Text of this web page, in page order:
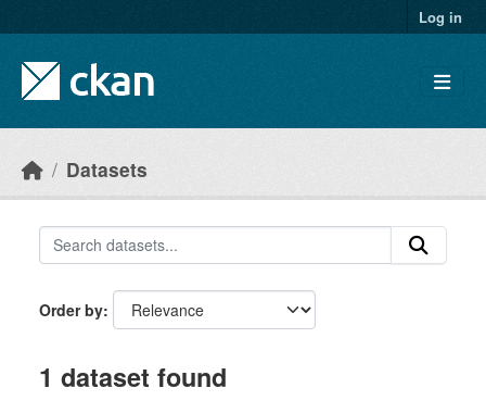
Log in
Datasets
Order by
1 dataset found